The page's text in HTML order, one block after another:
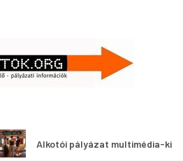
Alkotói pályázat multimédia-kiállításhoz